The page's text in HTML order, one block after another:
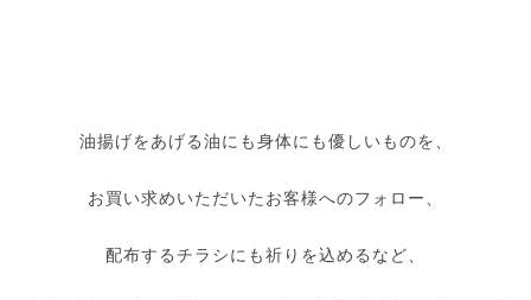
油揚げをあげる油にも身体にも優しいものを、
お買い求めいただいたお客様へのフォロー、
配布するチラシにも祈りを込めるなど、